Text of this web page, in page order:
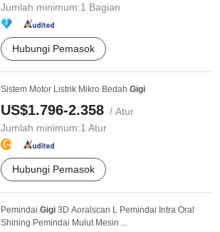
Jumlah minimum:1 Bagian
Hubungi Pemasok
Sistem Motor Listrik Mikro Bedah Gigi
US$1.796-2.358 / Atur
Jumlah minimum:1 Atur
Hubungi Pemasok
Pemindai Gigi 3D Aoralscan L Pemindai Intra Oral
Shining Pemindai Mulut Mesin ...